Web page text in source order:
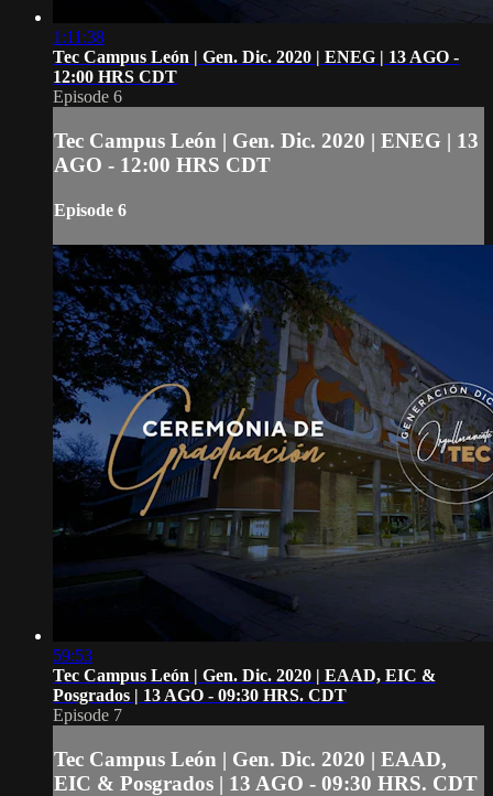
1:11:38
Tec Campus León | Gen. Dic. 2020 | ENEG | 13 AGO -
12:00 HRS CDT
Episode 6
Tec Campus León | Gen. Dic. 2020 | ENEG | 13
AGO - 12:00 HRS CDT
Episode 6
59:53
Tec Campus León | Gen. Dic. 2020 | EAAD, EIC &
Posgrados | 13 AGO - 09:30 HRS. CDT
Episode 7
Tec Campus León | Gen. Dic. 2020 | EAAD,
EIC & Posgrados | 13 AGO - 09:30 HRS. CDT